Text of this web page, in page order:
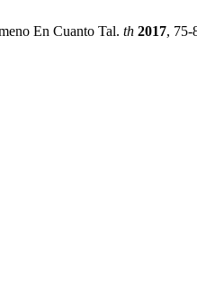
En Cuanto Tal. th 2017, 75-